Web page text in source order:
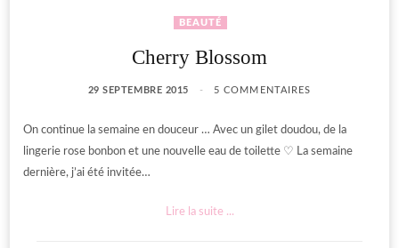
BEAUTÉ
Cherry Blossom
29 SEPTEMBRE 2015 5 COMMENTAIRES
On continue la semaine en douceur … Avec un gilet doudou, de la
lingerie rose bonbon et une nouvelle eau de toilette ♡ La semaine
dernière, j’ai été invitée…
Lire la suite ...